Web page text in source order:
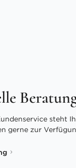
steht
gerne zur